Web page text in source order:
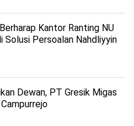
Kantor Ranting NU
Solusi Persoalan Nahdliyyin
Dewan, PT Gresik Migas